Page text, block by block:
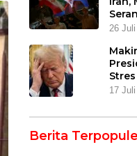
26
17
Berita